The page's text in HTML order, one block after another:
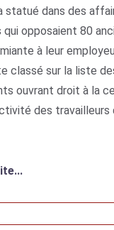
statué dans des
qui opposaient 80
à leur
classé sur la liste
ouvrant droit à la
des travailleurs